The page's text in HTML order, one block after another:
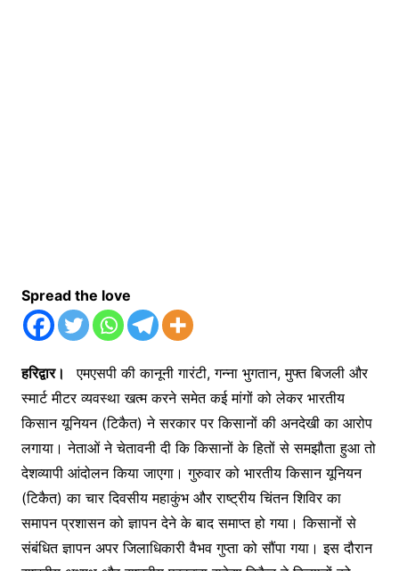
Spread the love
हरिद्वार।
एमएसपी की कानूनी गारंटी, गन्ना भुगतान, मुफ्त बिजली और
स्मार्ट मीटर व्यवस्था खत्म करने समेत कई मांगों को लेकर भारतीय
किसान यूनियन (टिकैत) ने सरकार पर किसानों की अनदेखी का आरोप
लगाया। नेताओं ने चेतावनी दी कि किसानों के हितों से समझौता हुआ तो
देशव्यापी आंदोलन किया जाएगा। गुरुवार को भारतीय किसान यूनियन
(टिकैत) का चार दिवसीय महाकुंभ और राष्ट्रीय चिंतन शिविर का
समापन प्रशासन को ज्ञापन देने के बाद समाप्त हो गया। किसानों से
संबंधित ज्ञापन अपर जिलाधिकारी वैभव गुप्ता को सौंपा गया। इस दौरान